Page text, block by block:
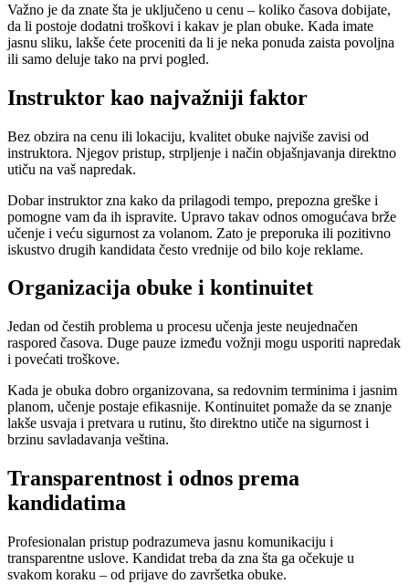
Važno je da znate šta je uključeno u cenu – koliko časova dobijate,
da li postoje dodatni troškovi i kakav je plan obuke. Kada imate
jasnu sliku, lakše ćete proceniti da li je neka ponuda zaista povoljna
ili samo deluje tako na prvi pogled.
Instruktor kao najvažniji faktor
Bez obzira na cenu ili lokaciju, kvalitet obuke najviše zavisi od
instruktora. Njegov pristup, strpljenje i način objašnjavanja direktno
utiču na vaš napredak.
Dobar instruktor zna kako da prilagodi tempo, prepozna greške i
pomogne vam da ih ispravite. Upravo takav odnos omogućava brže
učenje i veću sigurnost za volanom. Zato je preporuka ili pozitivno
iskustvo drugih kandidata često vrednije od bilo koje reklame.
Organizacija obuke i kontinuitet
Jedan od čestih problema u procesu učenja jeste neujednačen
raspored časova. Duge pauze između vožnji mogu usporiti napredak
i povećati troškove.
Kada je obuka dobro organizovana, sa redovnim terminima i jasnim
planom, učenje postaje efikasnije. Kontinuitet pomaže da se znanje
lakše usvaja i pretvara u rutinu, što direktno utiče na sigurnost i
brzinu savladavanja veština.
Transparentnost i odnos prema
kandidatima
Profesionalan pristup podrazumeva jasnu komunikaciju i
transparentne uslove. Kandidat treba da zna šta ga očekuje u
svakom koraku – od prijave do završetka obuke.